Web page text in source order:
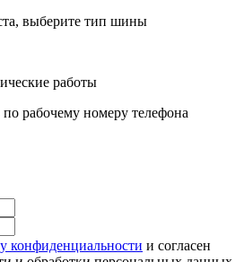
выберите тип шины
работы
рабочему номеру телефона
конфиденциальности и согласен